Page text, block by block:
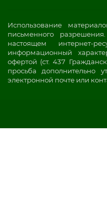
Использование
письменного
настоящем интернет-
информационный
офертой (ст. 437
просьба дополнительно
электронной почте или